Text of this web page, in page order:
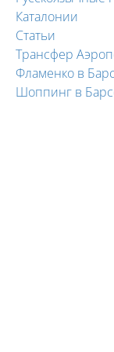
Каталонии
Статьи
Трансфер
Фламенко в
Шоппинг в